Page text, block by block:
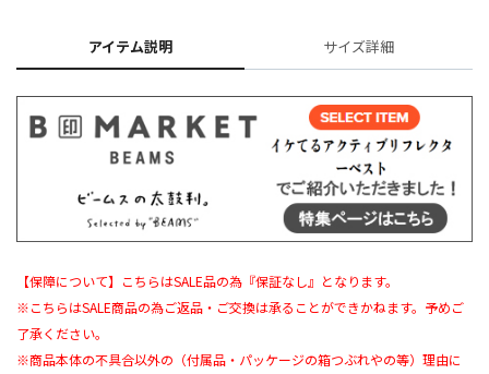
アイテム説明 サイズ詳細
【保障について】こちらはSALE品の為『保証なし』となります。
※こちらはSALE商品の為ご返品・ご交換は承ることができかねます。予めご
了承ください。
※商品本体の不具合以外の（付属品・パッケージの箱つぶれやの等）理由に